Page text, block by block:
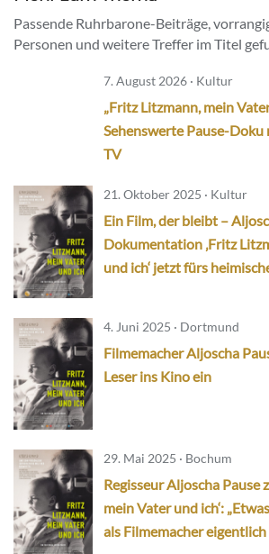
Passende Ruhrbarone-Beiträge,
Personen und weitere Treffer im Titel
7. August 2026 · Kultur
„Fritz Litzmann, mein
Sehenswerte Pause-Doku
TV
21. Oktober 2025 · Kultur
Ein Film, der bleibt –
Dokumentation ‚Fritz
und ich‘ jetzt fürs
4. Juni 2025 · Dortmund
Filmemacher Aljoscha
Leser ins Kino ein
29. Mai 2025 · Bochum
Regisseur Aljoscha Pause
mein Vater und ich‘:
als Filmemacher